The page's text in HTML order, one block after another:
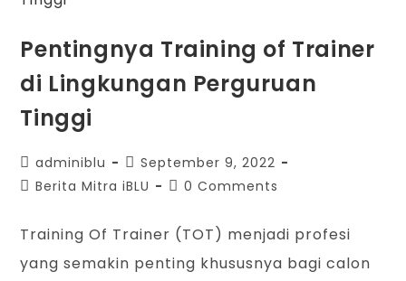
Pentingnya Training of Trainer
di Lingkungan Perguruan
Tinggi
adminiblu
September 9, 2022
Berita Mitra iBLU
0 Comments
Training Of Trainer (TOT) menjadi profesi
yang semakin penting khususnya bagi calon